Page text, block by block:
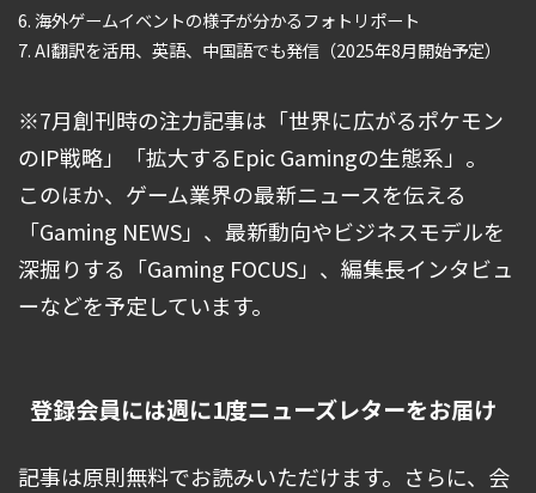
海外ゲームイベントの様子が分かるフォトリポート
AI翻訳を活用、英語、中国語でも発信（2025年8月開始予定）
※7月創刊時の注力記事は「世界に広がるポケモン
のIP戦略」「拡大するEpic Gamingの生態系」。
このほか、ゲーム業界の最新ニュースを伝える
「Gaming NEWS」、最新動向やビジネスモデルを
深掘りする「Gaming FOCUS」、編集長インタビュ
ーなどを予定しています。
登録会員には週に1度ニューズレターをお届け
記事は原則無料でお読みいただけます。さらに、会